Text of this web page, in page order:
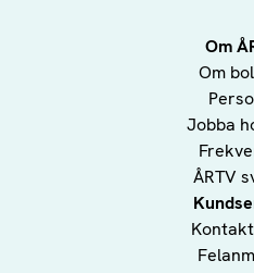
Om
Om
Jobba
ÅRTV